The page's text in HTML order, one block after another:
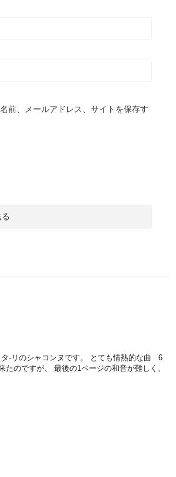
前、メールアドレス、サイトを保存す
-リのシャコンヌです。 とても情熱的な曲 6
のですが、 最後の1ページの和音が難しく、